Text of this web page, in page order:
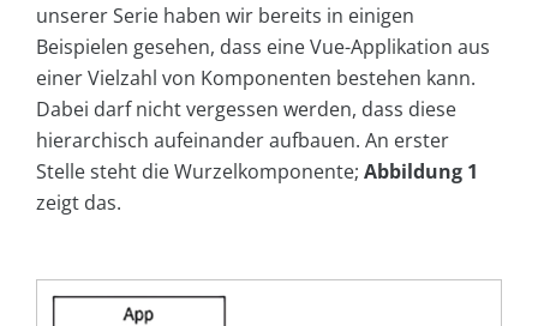
unserer Serie haben wir bereits in einigen
Beispielen gesehen, dass eine Vue-Applikation aus
einer Vielzahl von Komponenten bestehen kann.
Dabei darf nicht vergessen werden, dass diese
hierarchisch aufeinander aufbauen. An erster
Stelle steht die Wurzelkomponente; Abbildung 1
zeigt das.